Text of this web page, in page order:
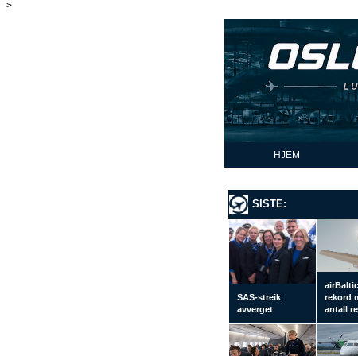
-->
HJEM
SISTE:
SAS-streik
avverget
rekord
antall